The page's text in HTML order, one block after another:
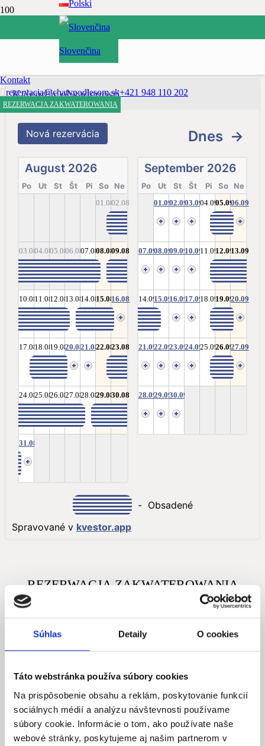
Súhlas Detaily O cookies
Táto webstránka používa súbory cookies
Na prispôsobenie obsahu a reklám, poskytovanie funkcií
sociálnych médií a analýzu návštevnosti používame
súbory cookie. Informácie o tom, ako používate naše
webové stránky, poskytujeme aj našim partnerom v
Polski
Slovenčina
Kontakt
rezervacia@chatypodlesom.sk+421 948 110 202
REZERWACJA ZAKWATEROWANIA
Wybór miejsca zakwaterowania:
DOMEK 1
Kalendár obsadenosti
Nová rezervácia Dnes →
August 2026
Po Ut St Št Pi So Ne
01.0802.08
03.0804.0805.0806.0807.0808.0809.08
10.0811.0812.0813.0814.0815.0816.08
17.0818.0819.0820.0821.0822.0823.08
24.0825.0826.0827.0828.0829.0830.08
31.08
September 2026
Po Ut St Št Pi So Ne
01.0902.0903.0904.0905.0906.09
07.0908.0909.0910.0911.0912.0913.09
14.0915.0916.0917.0918.0919.0920.09
21.0922.0923.0924.0925.0926.0927.09
28.0929.0930.09
- Obsadené
Spravované v kvestor.app
REZERWACJA ZAKWATEROWANIA
Jesteś zainteresowany zakwaterowaniem? Nie
wahaj się z nami skontaktować!